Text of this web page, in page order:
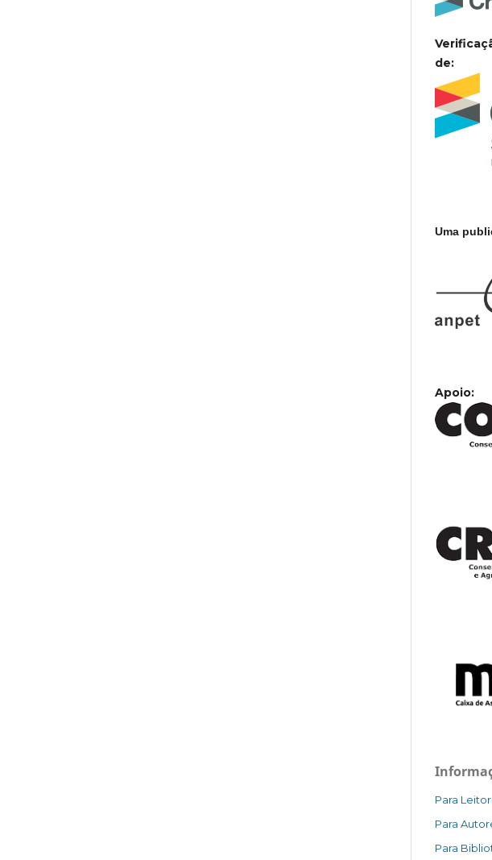
de:
Uma
Apoio:
Para
Para
Para